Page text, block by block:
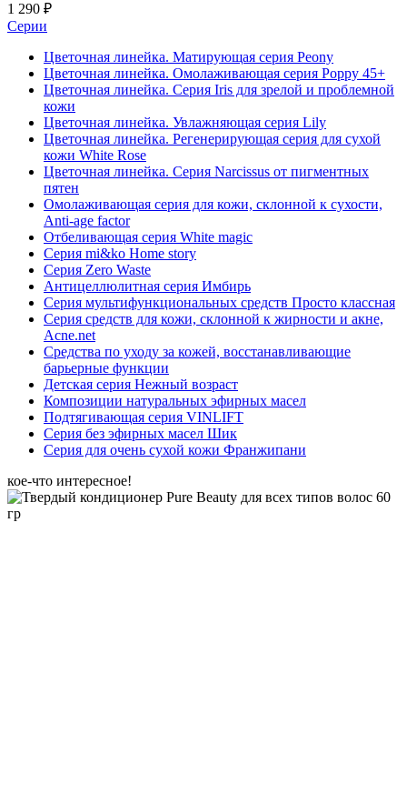
1 290 ₽
Серии
Цветочная линейка. Матирующая серия Peony
Цветочная линейка. Омолаживающая серия Poppy 45+
Цветочная линейка. Серия Iris для зрелой и проблемной
кожи
Цветочная линейка. Увлажняющая серия Lily
Цветочная линейка. Регенерирующая серия для сухой
кожи White Rose
Цветочная линейка. Серия Narcissus от пигментных
пятен
Омолаживающая серия для кожи, склонной к сухости,
Anti-age factor
Отбеливающая серия White magic
Серия mi&ko Home story
Серия Zero Waste
Антицеллюлитная серия Имбирь
Серия мультифункциональных средств Просто классная
Серия средств для кожи, склонной к жирности и акне,
Acne.net
Средства по уходу за кожей, восстанавливающие
барьерные функции
Детская серия Нежный возраст
Композиции натуральных эфирных масел
Подтягивающая серия VINLIFT
Серия без эфирных масел Шик
Серия для очень сухой кожи Франжипани
кое-что интересное!